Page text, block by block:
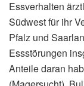
Essverhalten
Südwest für ihr
Pfalz und
Essstörungen
Anteile daran